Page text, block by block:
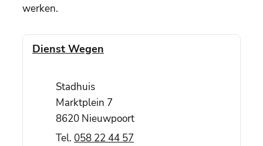
werken.
Contact
Dienst Wegen
AdresStadhuis
Marktplein 7
,8620 Nieuwpoort
058 22 44 57